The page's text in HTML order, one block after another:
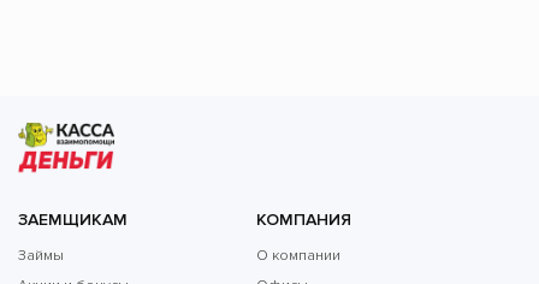
ЗАЕМЩИКАМ
Займы
КОМПАНИЯ
О компании